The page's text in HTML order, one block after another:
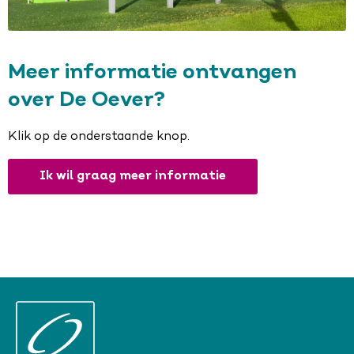
Meer informatie ontvangen
over De Oever?
Klik op de onderstaande knop.
Ik wil graag meer informatie